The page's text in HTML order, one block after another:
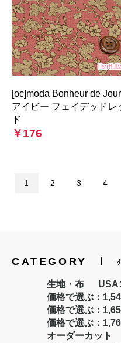
[oc]moda Bonheur de Jour
アイビー フェイデッドレ
ド
￥176
1 2 3 4
CATEGORY
生地・布
USA
価格で選ぶ：
価格で選ぶ：
価格で選ぶ：
オーダーカット